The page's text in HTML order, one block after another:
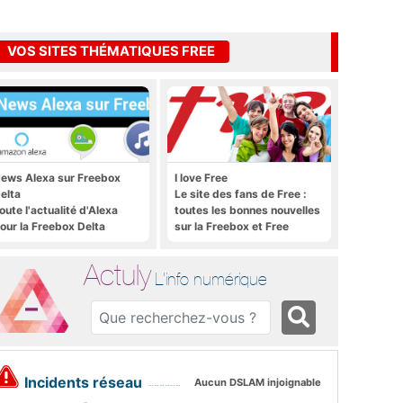
VOS SITES THÉMATIQUES FREE
Alexa sur Freebox
l'actualité d'Alexa
la Freebox Delta
I love Free
Le site des fans de Free :
toutes les bonnes nouvelles
sur la Freebox et Free
Actuly L'info numérique
Incidents réseau Aucun DSLAM injoignable